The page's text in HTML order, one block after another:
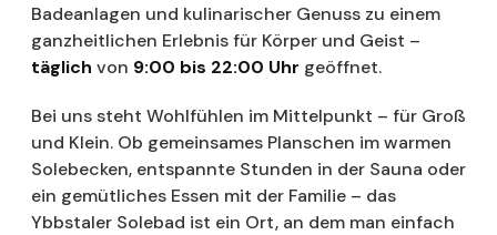
Badeanlagen und kulinarischer Genuss zu einem
ganzheitlichen Erlebnis für Körper und Geist –
täglich von 9:00 bis 22:00 Uhr geöffnet.
Bei uns steht Wohlfühlen im Mittelpunkt – für Groß
und Klein. Ob gemeinsames Planschen im warmen
Solebecken, entspannte Stunden in der Sauna oder
ein gemütliches Essen mit der Familie – das
Ybbstaler Solebad ist ein Ort, an dem man einfach